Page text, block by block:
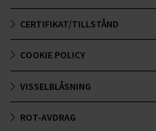
CERTIFIKAT/TILLSTÅND
COOKIE POLICY
VISSELBLÅSNING
ROT-AVDRAG